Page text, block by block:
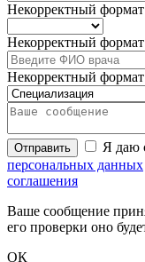
Некорректный формат
Некорректный формат
Некорректный формат
Отправить Я даю
персональных данных
соглашения
Ваше сообщение
его проверки оно
ОК